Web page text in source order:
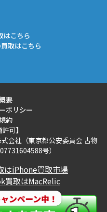
はこちら
取はこちら
要
ポリシー
約
可】
会社（東京都公安委員会 古物
号）
はiPhone買取市場
買取はMacRelic